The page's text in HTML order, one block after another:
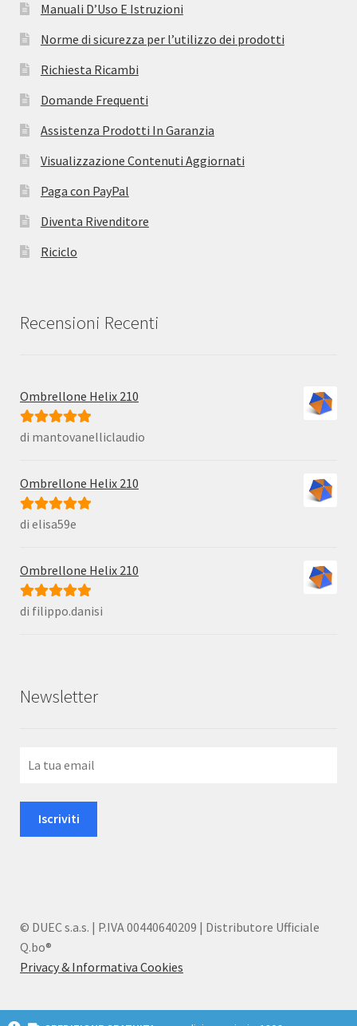
Manuali D’Uso E Istruzioni
Norme di sicurezza per l’utilizzo dei prodotti
Richiesta Ricambi
Domande Frequenti
Assistenza Prodotti In Garanzia
Visualizzazione Contenuti Aggiornati
Paga con PayPal
Diventa Rivenditore
Riciclo
Recensioni Recenti
Ombrellone Helix 210
Valutato5su
di mantovanelliclaudio
Ombrellone Helix 210
Valutato5su
di elisa59e
Ombrellone Helix 210
Valutato5 su
di filippo.danisi
Newsletter
© DUEC s.a.s. | P.IVA 00440640209 | Distributore Ufficiale
Q.bo®
Privacy & Informativa Cookies